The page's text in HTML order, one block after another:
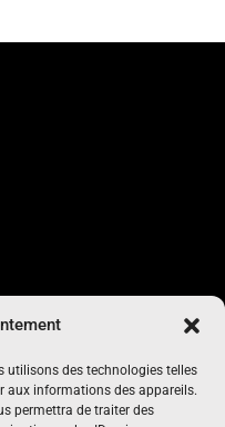
utilisons des technologies telles
aux informations des appareils.
permettra de traiter des
gratuit et sans